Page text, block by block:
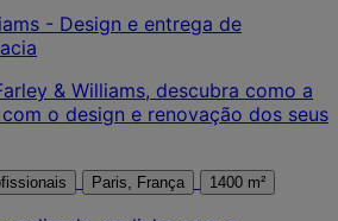
- Design e entrega de
& Williams, descubra como a
o design e renovação dos seus
Paris, França 1400 m²